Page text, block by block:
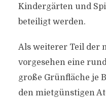
Kindergärten und
beteiligt werden.
Als weiterer Teil der
vorgesehen eine
große Grünfläche je
den mietgünstigen